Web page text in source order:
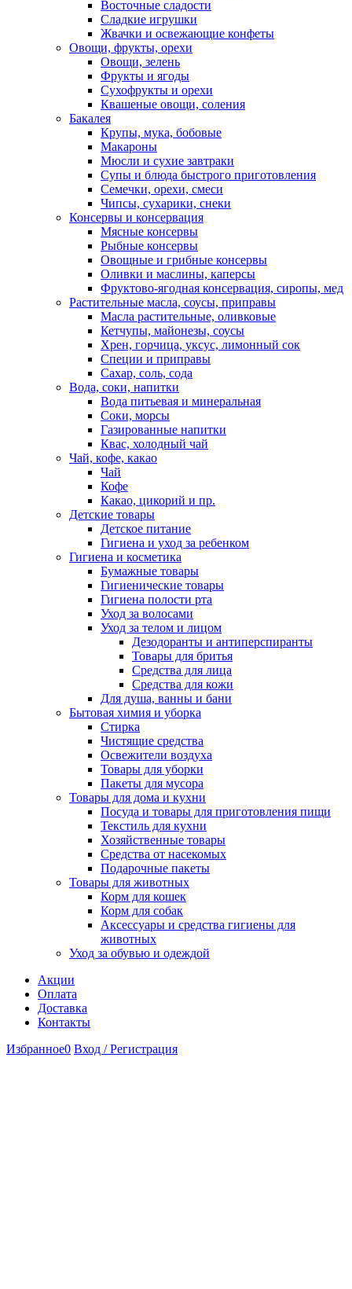
Восточные сладости
Сладкие игрушки
Жвачки и освежающие конфеты
Овощи, фрукты, орехи
Овощи, зелень
Фрукты и ягоды
Сухофрукты и орехи
Квашеные овощи, соления
Бакалея
Крупы, мука, бобовые
Макароны
Мюсли и сухие завтраки
Супы и блюда быстрого приготовления
Семечки, орехи, смеси
Чипсы, сухарики, снеки
Консервы и консервация
Мясные консервы
Рыбные консервы
Овощные и грибные консервы
Оливки и маслины, каперсы
Фруктово-ягодная консервация, сиропы, мед
Растительные масла, соусы, приправы
Масла растительные, оливковые
Кетчупы, майонезы, соусы
Хрен, горчица, уксус, лимонный сок
Специи и приправы
Сахар, соль, сода
Вода, соки, напитки
Вода питьевая и минеральная
Соки, морсы
Газированные напитки
Квас, холодный чай
Чай, кофе, какао
Чай
Кофе
Какао, цикорий и пр.
Детские товары
Детское питание
Гигиена и уход за ребенком
Гигиена и косметика
Бумажные товары
Гигиенические товары
Гигиена полости рта
Уход за волосами
Уход за телом и лицом
Дезодоранты и антиперспиранты
Товары для бритья
Средства для лица
Средства для кожи
Для душа, ванны и бани
Бытовая химия и уборка
Стирка
Чистящие средства
Освежители воздуха
Товары для уборки
Пакеты для мусора
Товары для дома и кухни
Посуда и товары для приготовления пищи
Текстиль для кухни
Хозяйственные товары
Средства от насекомых
Подарочные пакеты
Товары для животных
Корм для кошек
Корм для собак
Аксессуары и средства гигиены для
животных
Уход за обувью и одеждой
Акции
Оплата
Доставка
Контакты
Избранное0 Вход / Регистрация